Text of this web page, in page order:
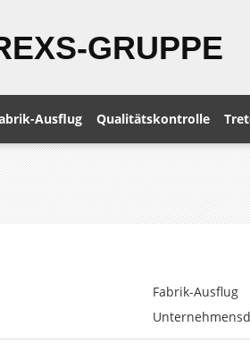
GRUPPE
Ausflug Qualitätskontrolle
Fabrik-Ausflug